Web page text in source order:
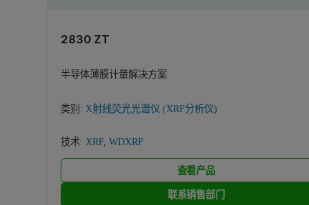
2830 ZT
半导体薄膜计量解决方案
类别: X射线荧光光谱仪 (XRF分析仪)
技术: XRF,WDXRF
查看产品
联系销售部门